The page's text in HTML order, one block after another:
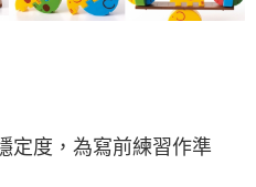
定度，為寫前練習作準